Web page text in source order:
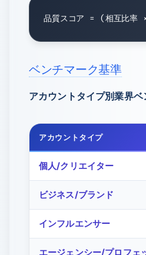
ベンチマーク基準
アカウントタイプ別業界ベ
アカウントタイプ
個人/クリエイター
ビジネス/ブランド
インフルエンサー
エージェンシー/プロフェ